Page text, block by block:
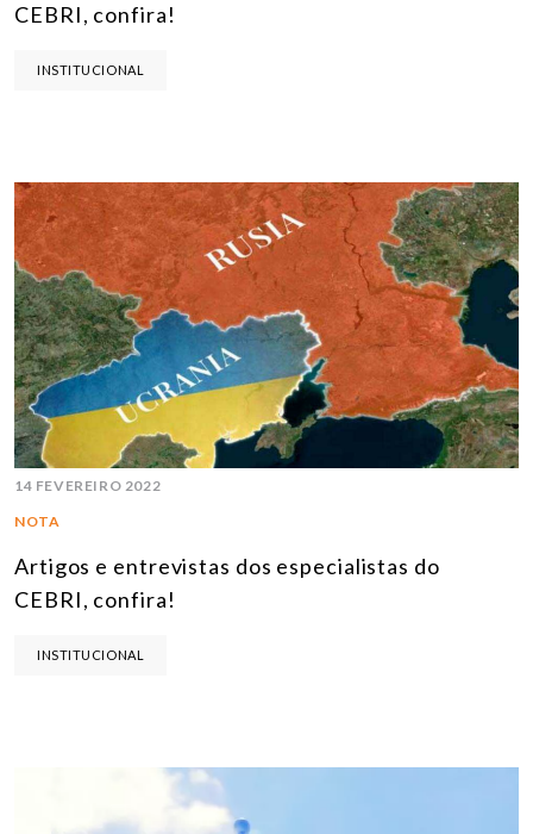
CEBRI, confira!
INSTITUCIONAL
14 FEVEREIRO 2022
NOTA
Artigos e entrevistas dos especialistas do
CEBRI, confira!
INSTITUCIONAL